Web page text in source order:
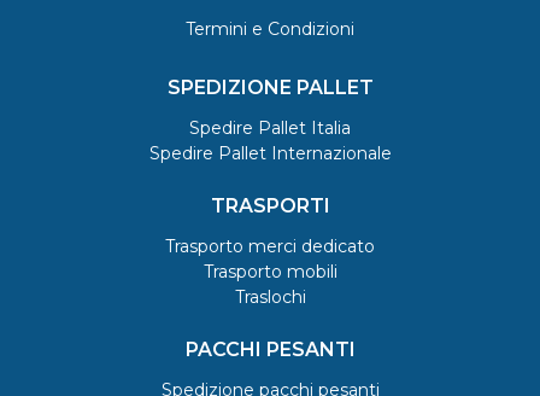
Termini e Condizioni
SPEDIZIONE PALLET
Spedire Pallet Italia
Spedire Pallet Internazionale
TRASPORTI
Trasporto merci dedicato
Trasporto mobili
Traslochi
PACCHI PESANTI
Spedizione pacchi pesanti